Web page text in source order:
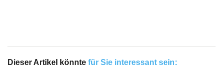
Dieser Artikel könnte für Sie interessant sein: